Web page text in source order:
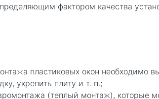
фактором качества
пластиковых окон необходимо
укрепить плиту и т. п.;
(теплый монтаж), которые